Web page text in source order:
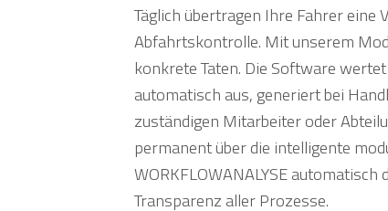
Täglich übertragen Ihre Fahrer
Abfahrtskontrolle. Mit unserem
konkrete Taten. Die Software
automatisch aus, generiert bei
zuständigen Mitarbeiter oder
permanent über die intelligente
WORKFLOWANALYSE
Transparenz aller Prozesse.